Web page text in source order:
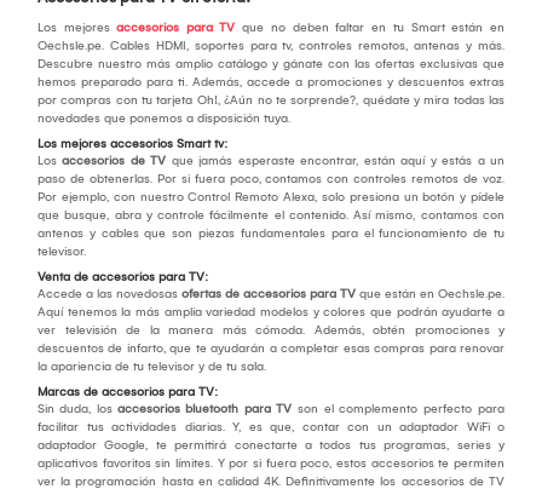
Los mejores accesorios para TV que no deben faltar en tu Smart están en
Oechsle.pe. Cables HDMI, soportes para tv, controles remotos, antenas y más.
Descubre nuestro más amplio catálogo y gánate con las ofertas exclusivas que
hemos preparado para ti. Además, accede a promociones y descuentos extras
por compras con tu tarjeta Oh!, ¿Aún no te sorprende?, quédate y mira todas las
novedades que ponemos a disposición tuya.
Los mejores accesorios Smart tv:
Los accesorios de TV que jamás esperaste encontrar, están aquí y estás a un
paso de obtenerlas. Por si fuera poco, contamos con controles remotos de voz.
Por ejemplo, con nuestro Control Remoto Alexa, solo presiona un botón y pídele
que busque, abra y controle fácilmente el contenido. Así mismo, contamos con
antenas y cables que son piezas fundamentales para el funcionamiento de tu
televisor.
Venta de accesorios para TV:
Accede a las novedosas ofertas de accesorios para TV que están en Oechsle.pe.
Aquí tenemos la más amplia variedad modelos y colores que podrán ayudarte a
ver televisión de la manera más cómoda. Además, obtén promociones y
descuentos de infarto, que te ayudarán a completar esas compras para renovar
la apariencia de tu televisor y de tu sala.
Marcas de accesorios para TV:
Sin duda, los accesorios bluetooth para TV son el complemento perfecto para
facilitar tus actividades diarias. Y, es que, contar con un adaptador WiFi o
adaptador Google, te permitirá conectarte a todos tus programas, series y
aplicativos favoritos sin límites. Y por si fuera poco, estos accesorios te permiten
ver la programación hasta en calidad 4K. Definitivamente los accesorios de TV